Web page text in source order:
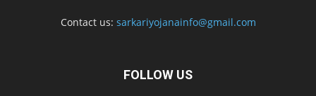
Contact us: sarkariyojanainfo@gmail.com
FOLLOW US